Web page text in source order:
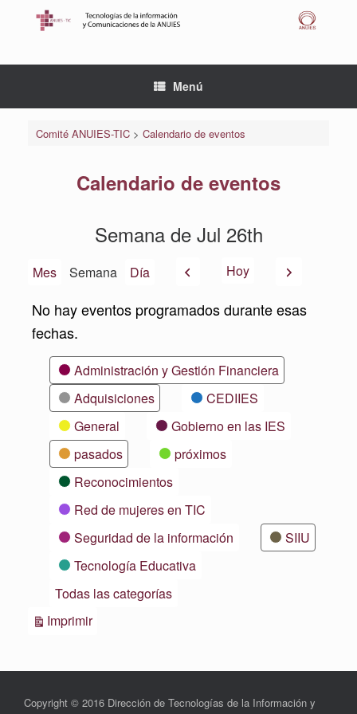
Menú
Comité ANUIES-TIC> Calendario de eventos
Calendario de eventos
Semana de Jul 26th
Mes Semana Día AnteriorHoy Siguiente
No hay eventos programados durante esas
fechas.
CategoríasAdministración y Gestión Financiera
Adquisiciones
CEDIIES
General
Gobierno en las IES
pasados
próximos
Reconocimientos
Red de mujeres en TIC
Seguridad de la información
SIIU
Tecnología Educativa
Todas las categorías
ImprimirVistas
Copyright © 2016 Dirección de Tecnologías de la Información y